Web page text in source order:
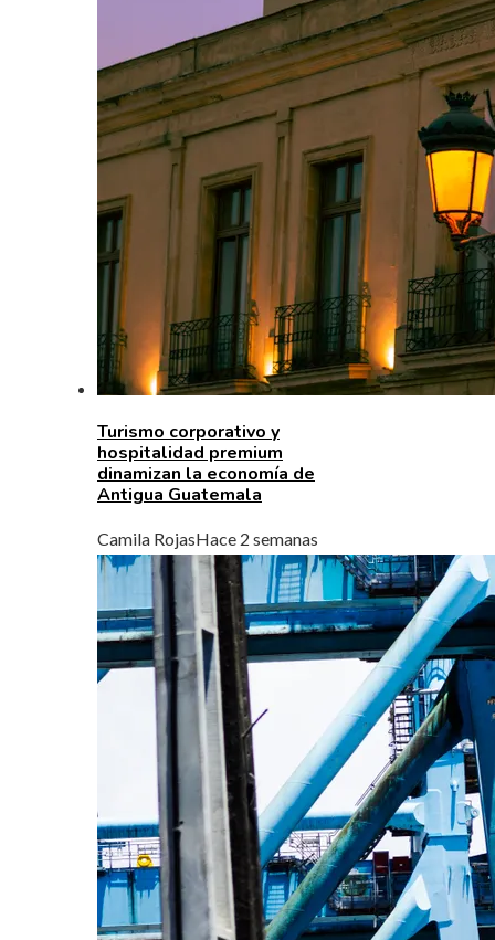
Turismo corporativo y
hospitalidad premium
dinamizan la economía de
Antigua Guatemala
Camila RojasHace 2 semanas